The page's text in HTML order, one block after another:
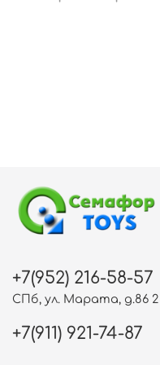
+7(952) 216-58-57
СПб, ул. Марата, д.86 2
+7(911) 921-74-87